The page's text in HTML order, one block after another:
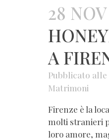
28 NOV
A
Pubblicato alle
Matrimoni
Firenze è la
molti stranieri
loro amore,